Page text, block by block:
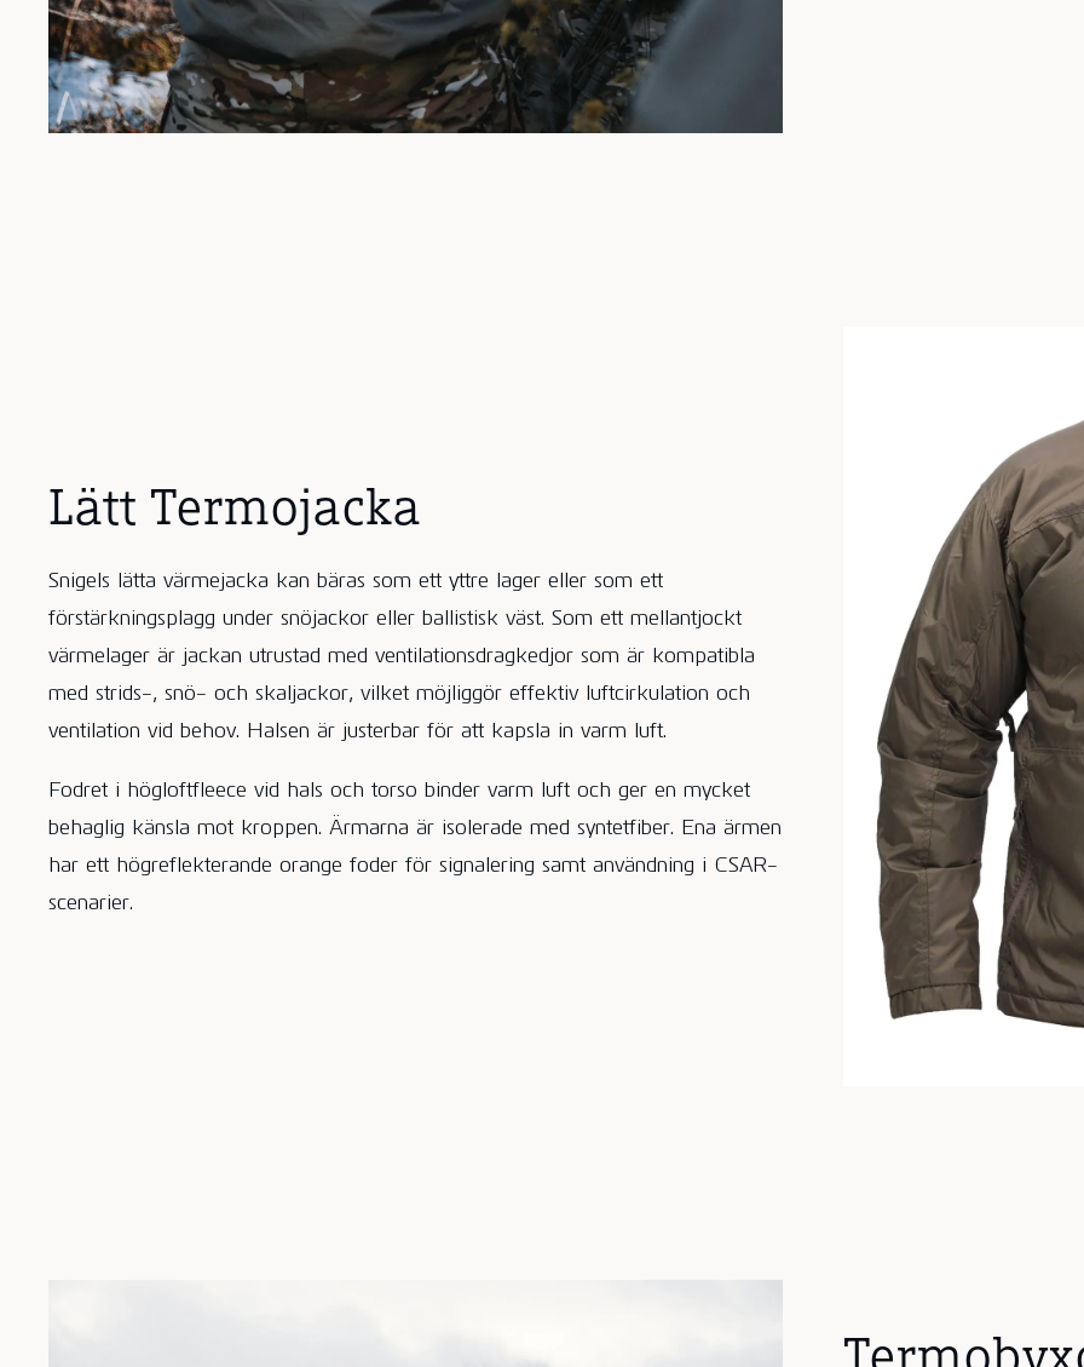
Lätt Termojacka
Snigels lätta värmejacka kan bäras som ett yttre lager eller som ett
förstärkningsplagg under snöjackor eller ballistisk väst. Som ett mellantjockt
värmelager är jackan utrustad med ventilationsdragkedjor som är kompatibla
med strids-, snö- och skaljackor, vilket möjliggör effektiv luftcirkulation och
ventilation vid behov. Halsen är justerbar för att kapsla in varm luft.
Fodret i högloftfleece vid hals och torso binder varm luft och ger en mycket
behaglig känsla mot kroppen. Ärmarna är isolerade med syntetfiber. Ena ärmen
har ett högreflekterande orange foder för signalering samt användning i CSAR-
scenarier.